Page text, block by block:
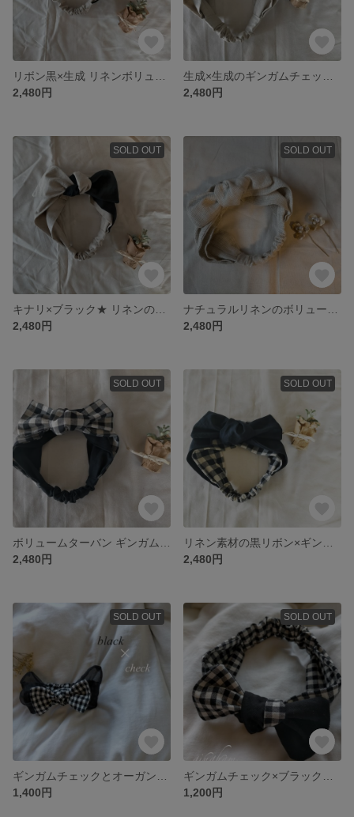
2,480円
2,480円
SOLD OUT
2,480円
SOLD OUT
2,480円
SOLD OUT
2,480円
SOLD OUT
2,480円
SOLD OUT
1,400円
SOLD OUT
1,200円